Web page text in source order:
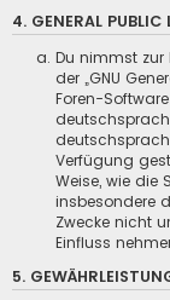
4. GENERAL PUBLIC
Du nimmst zur
der „GNU
Foren-
Verfügung
Weise, wie die
insbesondere
Zwecke nicht
Einfluss
5.